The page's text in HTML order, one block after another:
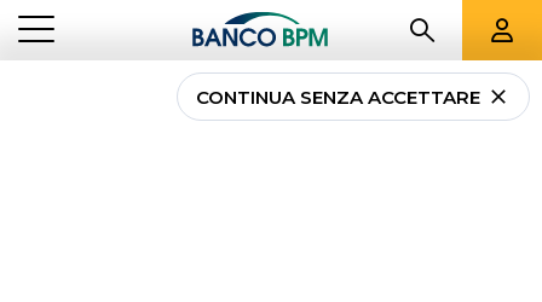
TUTTI I CENTRI CORPORATE AL
CONTINUA SENZA ACCETTARE